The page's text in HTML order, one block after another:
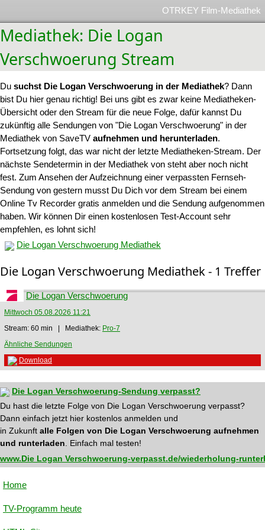
OTRKEY Film-Mediathek
Mediathek: Die Logan
Verschwoerung Stream
Du suchst Die Logan Verschwoerung in der Mediathek? Dann
bist Du hier genau richtig! Bei uns gibt es zwar keine Mediatheken-
Übersicht oder den Stream für die neue Folge, dafür kannst Du
zukünftig alle Sendungen von "Die Logan Verschwoerung" in der
Mediathek von SaveTV aufnehmen und herunterladen.
Fortsetzung folgt, das war nicht der letzte Mediatheken-Stream. Der
nächste Sendetermin in der Mediathek von steht aber noch nicht
fest. Zum Ansehen der Aufzeichnung einer verpassten Fernseh-
Sendung von gestern musst Du Dich vor dem Stream bei einem
Online Tv Recorder gratis anmelden und die Sendung aufgenommen
haben. Wir können Dir einen kostenlosen Test-Account sehr
empfehlen, es lohnt sich!
Die Logan Verschwoerung Mediathek
Die Logan Verschwoerung Mediathek - 1 Treffer
Die Logan Verschwoerung
Mittwoch 05.08.2026 11:21
Stream: 60 min | Mediathek: Pro-7
Ähnliche Sendungen
Download
Die Logan Verschwoerung-Sendung verpasst?
Du hast die letzte Folge von Die Logan Verschwoerung verpasst?
Dann einfach jetzt hier kostenlos anmelden und
in Zukunft alle Folgen von Die Logan Verschwoerung aufnehmen
und runterladen . Einfach mal testen!
www.Die Logan Verschwoerung-verpasst.de/wiederholung-
Home
TV-Programm heute